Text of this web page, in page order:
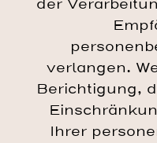
der
verlangen.
Berichtigung,
Ihrer